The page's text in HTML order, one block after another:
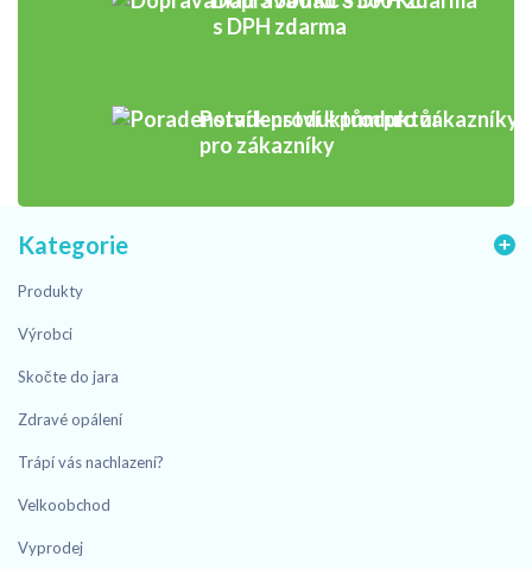
s DPH zdarma
Poradenství k produktům
pro zákazníky
Kategorie
Produkty
Výrobci
Skočte do jara
Zdravé opálení
Trápí vás nachlazení?
Velkoobchod
Vyprodej